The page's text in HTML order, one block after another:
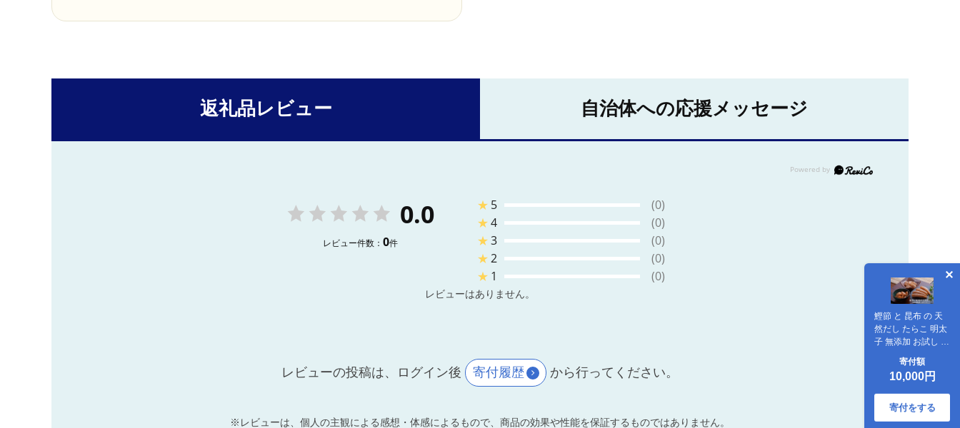
鰹節 と 昆布 の 天
然だし たらこ 明太
子 無添加 お試し Ａ
こ カット明太子 無
着色 手漬け ギフト
愛情たらこのみな
寄付額
10,000円
寄付をする
返礼品レビュー 自治体への応援メッセージ
0.0
レビュー件数： 0件
★ 5
(0)
★4
(0)
★3
(0)
★2
(0)
★ 1 (0)
レビューはありません。
レビューの投稿は、ログイン後 寄付履歴 から行ってください。
※レビューは、個人の主観による感想・体感によるもので、商品の効果や性能を保証するものではありません。